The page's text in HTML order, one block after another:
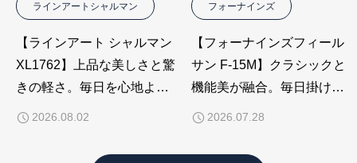
ラインアートシャルマン
【ラインアート シャルマン
XL1762】上品な美しさと驚
きの軽さ。毎日を心地よく
彩る日本製レディースメガ
2026.08.02
フォーナインズ
【フォーナインズフィール
サン F-15M】クラシックと
機能美が融合。毎日掛けた
くなる2026年新作サングラ
2026.07.28